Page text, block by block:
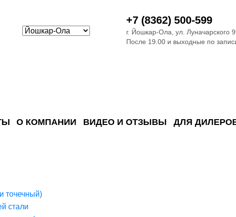
+7 (8362) 500-599
г. Йошкар-Ола, ул. Луначарского
После 19.00 и выходные по
О КОМПАНИИ ВИДЕО И ОТЗЫВЫ ДЛЯ
точечный)
стали